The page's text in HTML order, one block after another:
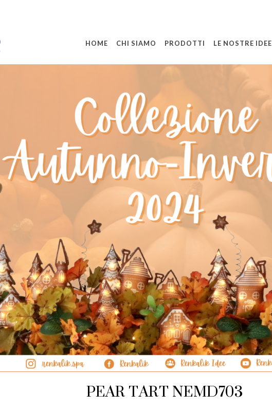
HOME CHI SIAMO PRODOTTI LE NOSTRE IDEE
PEAR TART NEMD703